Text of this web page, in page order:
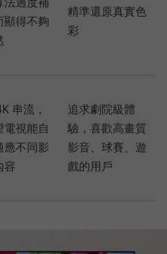
顯得不夠
精準還原真實色
彩
串流，
電視能自
應不同影
容
追求劇院級體
驗，喜歡高畫質
影音、球賽、遊
戲的用戶